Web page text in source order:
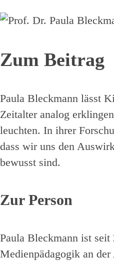
Zum Beitrag
Paula Bleckmann lässt
Zeitalter analog
leuchten. In ihrer
dass wir uns den
bewusst sind.
Zur Person
Paula Bleckmann ist
Medienpädagogik an